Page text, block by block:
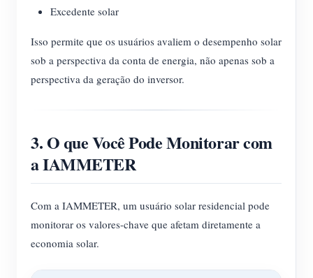
Excedente solar
Isso permite que os usuários avaliem o desempenho solar
sob a perspectiva da conta de energia, não apenas sob a
perspectiva da geração do inversor.
3. O que Você Pode Monitorar com
a IAMMETER
Com a IAMMETER, um usuário solar residencial pode
monitorar os valores-chave que afetam diretamente a
economia solar.